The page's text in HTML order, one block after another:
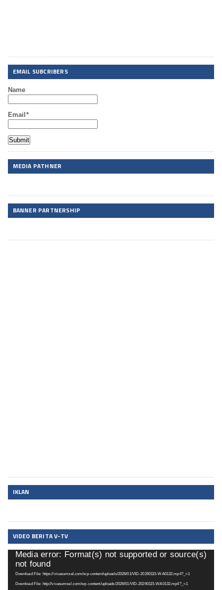
EMAIL SUBCRIBERS
Name
Email*
MEDIA PATHNER
BANNER PARTNERSHIP
IKLAN
VIDEO BERITA V-TV
Pemutar
Video
Media error: Format(s) not supported or source(s)
not found
Download File: https://vivasumsel.com/wp-content/uploads/2026/01/VID-20260115-WA0132.mp4?_=1
Download File: http://vivasumsel.com/wp-content/uploads/2026/01/VID-20260115-WA0132.mp4?_=1